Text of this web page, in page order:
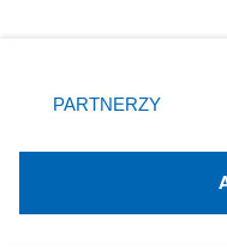
zmienić/wycofać
znajdujący się w
rodzaje przetwarzania
użytkownika, ale masz
PARTNERZY